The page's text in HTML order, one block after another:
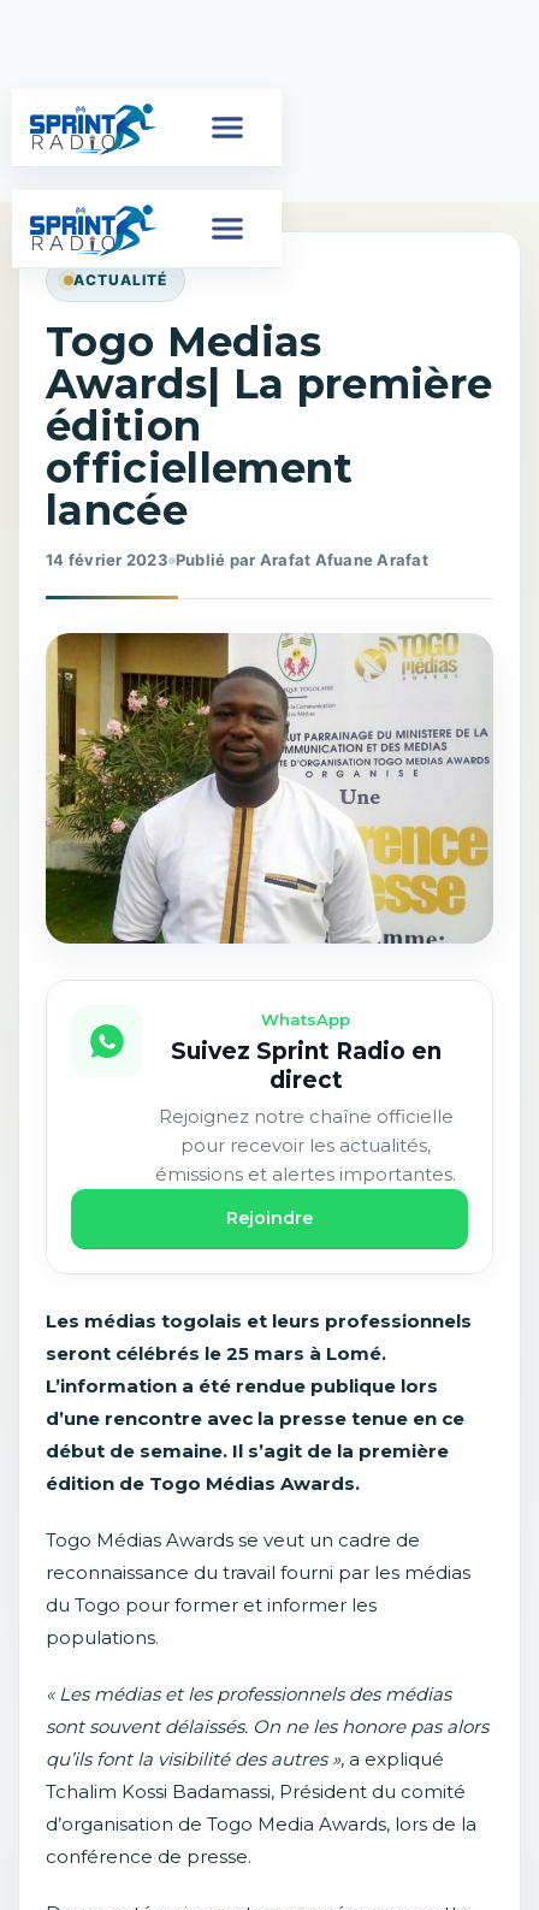
ACTUALITÉ
Togo Medias
Awards| La première
édition
officiellement
lancée
14 février 2023 Publié par Arafat Afuane Arafat
WhatsApp
Suivez Sprint Radio en
direct
Rejoignez notre chaîne officielle
pour recevoir les actualités,
émissions et alertes importantes.
Rejoindre
Les médias togolais et leurs professionnels
seront célébrés le 25 mars à Lomé.
L’information a été rendue publique lors
d’une rencontre avec la presse tenue en ce
début de semaine. Il s’agit de la première
édition de Togo Médias Awards.
Togo Médias Awards se veut un cadre de
reconnaissance du travail fourni par les médias
du Togo pour former et informer les
populations.
« Les médias et les professionnels des médias
sont souvent délaissés. On ne les honore pas alors
qu’ils font la visibilité des autres », a expliqué
Tchalim Kossi Badamassi, Président du comité
d’organisation de Togo Media Awards, lors de la
conférence de presse.